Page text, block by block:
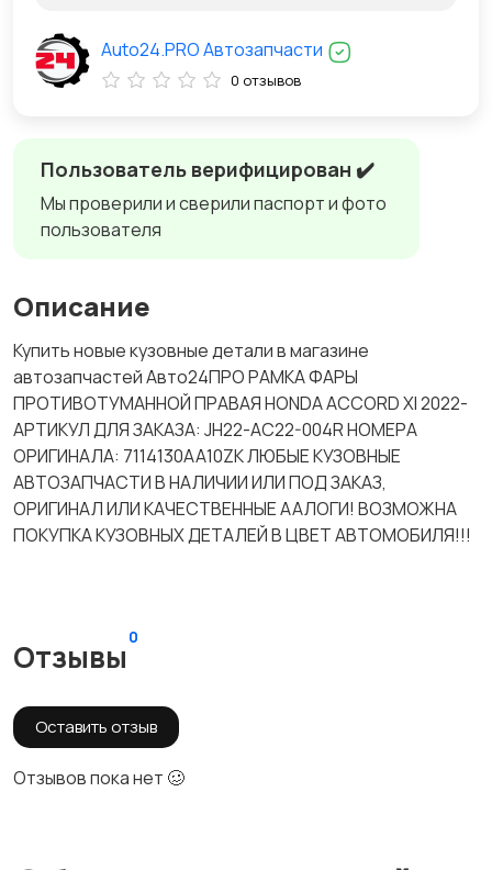
Пользователь верифицирован ✔️
Мы проверили и сверили паспорт и фото
пользователя
Описание
Купить новые кузовные детали в магазине
автозапчастей Авто24ПРО РАМКА ФАРЫ
ПРОТИВОТУМАННОЙ ПРАВАЯ HONDA ACCORD XI 2022-
АРТИКУЛ ДЛЯ ЗАКАЗА: JH22-AC22-004R НОМЕРА
ОРИГИНАЛА: 7114130AA10ZK ЛЮБЫЕ КУЗОВНЫЕ
АВТОЗАПЧАСТИ В НАЛИЧИИ ИЛИ ПОД ЗАКАЗ,
ОРИГИНАЛ ИЛИ КАЧЕСТВЕННЫЕ ААЛОГИ! ВОЗМОЖНА
ПОКУПКА КУЗОВНЫХ ДЕТАЛЕЙ В ЦВЕТ АВТОМОБИЛЯ!!!
Отзывы
0
Оставить отзыв
Отзывов пока нет 🥴
Auto24.PRO Автозапчасти
0 отзывов